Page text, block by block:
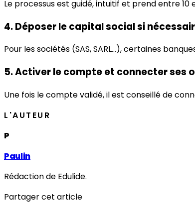
Le processus est guidé, intuitif et prend entre
4. Déposer le capital social si
Pour les sociétés (SAS, SARL…), certaines
5. Activer le compte et connecter ses
Une fois le compte validé, il est conseillé de
L'AUTEUR
P
Paulin
Rédaction de Edulide.
Partager cet article